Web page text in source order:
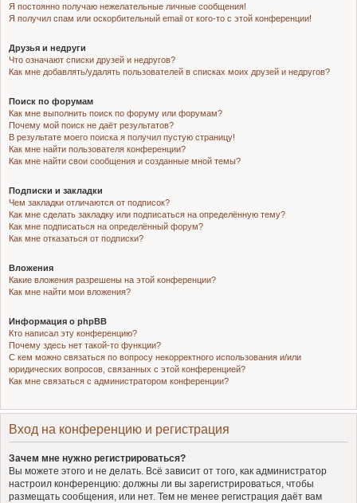
Я постоянно получаю нежелательные личные сообщения!
Я получил спам или оскорбительный email от кого-то с этой конференции!
Друзья и недруги
Что означают списки друзей и недругов?
Как мне добавлять/удалять пользователей в списках моих друзей и недругов?
Поиск по форумам
Как мне выполнить поиск по форуму или форумам?
Почему мой поиск не даёт результатов?
В результате моего поиска я получил пустую страницу!
Как мне найти пользователя конференции?
Как мне найти свои сообщения и созданные мной темы?
Подписки и закладки
Чем закладки отличаются от подписок?
Как мне сделать закладку или подписаться на определённую тему?
Как мне подписаться на определённый форум?
Как мне отказаться от подписки?
Вложения
Какие вложения разрешены на этой конференции?
Как мне найти мои вложения?
Информация о phpBB
Кто написал эту конференцию?
Почему здесь нет такой-то функции?
С кем можно связаться по вопросу некорректного использования и/или
юридических вопросов, связанных с этой конференцией?
Как мне связаться с администратором конференции?
Вход на конференцию и регистрация
Зачем мне нужно регистрироваться?
Вы можете этого и не делать. Всё зависит от того, как администратор
настроил конференцию: должны ли вы зарегистрироваться, чтобы
размещать сообщения, или нет. Тем не менее регистрация даёт вам